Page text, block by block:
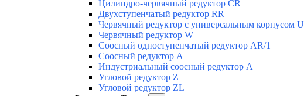
Цилиндро-червячный редуктор СR
Двухступенчатый редуктор RR
Червячный редуктор с универсальным корпусом U
Червячный редуктор W
Соосный одноступенчатый редуктор AR/1
Соосный редуктор А
Индустриальный соосный редуктор А
Угловой редуктор Z
Угловой редуктор ZL